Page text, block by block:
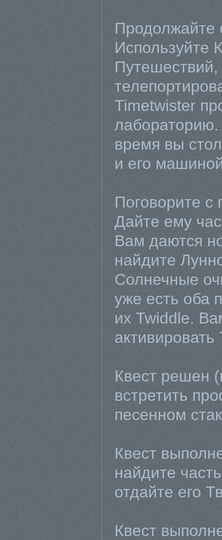
Продолжайте
Используйте
Timetwister
лабораторию.
время вы
и его
Поговорите
Дайте ему
Вам даются
найдите
Солнечные
уже есть оба
их Twiddle.
Квест решен
встретить
песенном
Квест
найдите
отдайте его
Квест